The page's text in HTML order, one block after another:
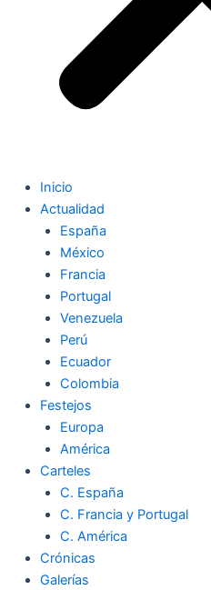
Inicio
Actualidad
España
México
Francia
Portugal
Venezuela
Perú
Ecuador
Colombia
Festejos
Europa
América
Carteles
C. España
C. Francia y Portugal
C. América
Crónicas
Galerías